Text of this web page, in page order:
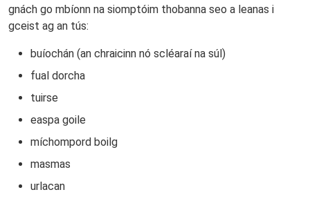
gnách go mbíonn na siomptóim thobanna seo a leanas i
gceist ag an tús:
buíochán (an chraicinn nó scléaraí na súl)
fual dorcha
tuirse
easpa goile
míchompord boilg
masmas
urlacan